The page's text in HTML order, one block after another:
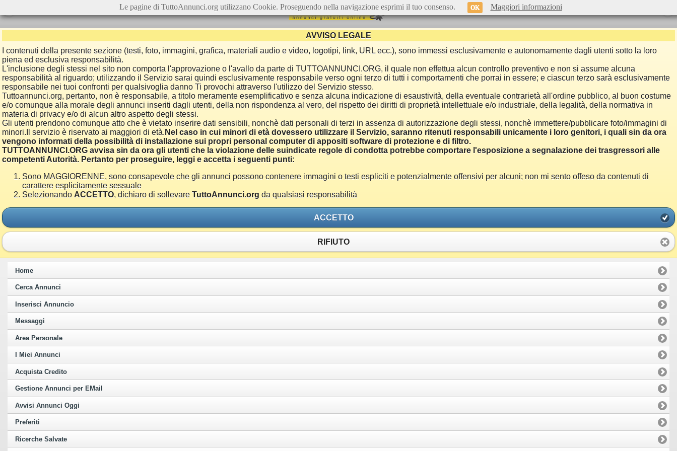
AVVISO LEGALE
I contenuti della presente sezione (testi, foto, immagini, grafica, materiali audio e video, logotipi, link, URL ecc.), sono immessi esclusivamente e autonomamente dagli utenti sotto la loro
piena ed esclusiva responsabilità.
L'inclusione degli stessi nel sito non comporta l'approvazione o l'avallo da parte di TUTTOANNUNCI.ORG, il quale non effettua alcun controllo preventivo e non si assume alcuna
responsabilità al riguardo; utilizzando il Servizio sarai quindi esclusivamente responsabile verso ogni terzo di tutti i comportamenti che porrai in essere; e ciascun terzo sarà esclusivamente
responsabile nei tuoi confronti per qualsivoglia danno Ti provochi attraverso l'utilizzo del Servizio stesso.
Tuttoannunci.org, pertanto, non è responsabile, a titolo meramente esemplificativo e senza alcuna indicazione di esaustività, della eventuale contrarietà all'ordine pubblico, al buon costume
e/o comunque alla morale degli annunci inseriti dagli utenti, della non rispondenza al vero, del rispetto dei diritti di proprietà intellettuale e/o industriale, della legalità, della normativa in
materia di privacy e/o di alcun altro aspetto degli stessi.
Gli utenti prendono comunque atto che è vietato inserire dati sensibili, nonchè dati personali di terzi in assenza di autorizzazione degli stessi, nonchè immettere/pubblicare foto/immagini di
minori.Il servizio è riservato ai maggiori di età. Nel caso in cui minori di età dovessero utilizzare il Servizio, saranno ritenuti responsabili unicamente i loro genitori, i quali sin da ora
vengono informati della possibilità di installazione sui propri personal computer di appositi software di protezione e di filtro.
TUTTOANNUNCI.ORG avvisa sin da ora gli utenti che la violazione delle suindicate regole di condotta potrebbe comportare l'esposizione a segnalazione dei trasgressori alle
competenti Autorità. Pertanto per proseguire, leggi e accetta i seguenti punti:
Sono MAGGIORENNE, sono consapevole che gli annunci possono contenere immagini o testi espliciti e potenzialmente offensivi per alcuni; non mi sento offeso da contenuti di
carattere esplicitamente sessuale
Selezionando ACCETTO, dichiaro di sollevare TuttoAnnunci.org da qualsiasi responsabilità
ACCETTO
RIFIUTO
Home
Cerca Annunci
Inserisci Annuncio
Messaggi
Area Personale
I Miei Annunci
Acquista Credito
Gestione Annunci per EMail
Avvisi Annunci Oggi
Preferiti
Ricerche Salvate
Le pagine di TuttoAnnunci.org utilizzano Cookie. Proseguendo nella navigazione esprimi il tuo consenso. OK Maggiori informazioni